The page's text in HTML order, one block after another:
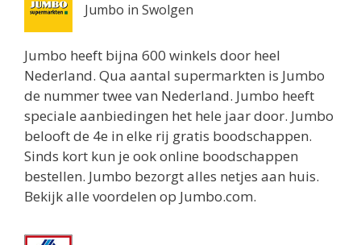
Oudenoord 1
Utrecht 3513EG
0.9 km
Routebeschrijving
Albert Heijn Utrecht
Burgemeester Reigerstraat 57
Utrecht 3581KM
1 km
Jumbo in Swolgen
Jumbo heeft bijna 600 winkels door heel
Nederland. Qua aantal supermarkten is Jumbo
de nummer twee van Nederland. Jumbo heeft
speciale aanbiedingen het hele jaar door. Jumbo
belooft de 4e in elke rij gratis boodschappen.
Sinds kort kun je ook online boodschappen
bestellen. Jumbo bezorgt alles netjes aan huis.
Bekijk alle voordelen op Jumbo.com.